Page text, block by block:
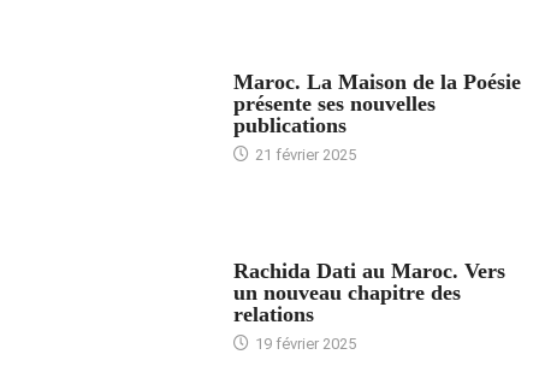
Maroc. La Maison de la Poésie
présente ses nouvelles
publications
21 février 2025
Rachida Dati au Maroc. Vers
un nouveau chapitre des
relations
19 février 2025